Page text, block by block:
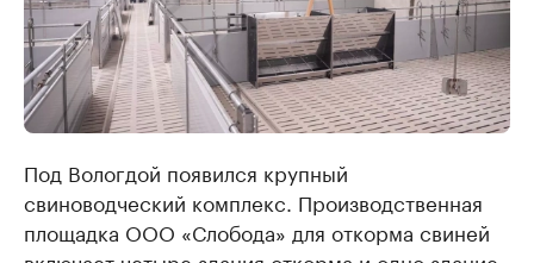
Под Вологдой появился крупный
свиноводческий комплекс. Производственная
площадка ООО «Слобода» для откорма свиней